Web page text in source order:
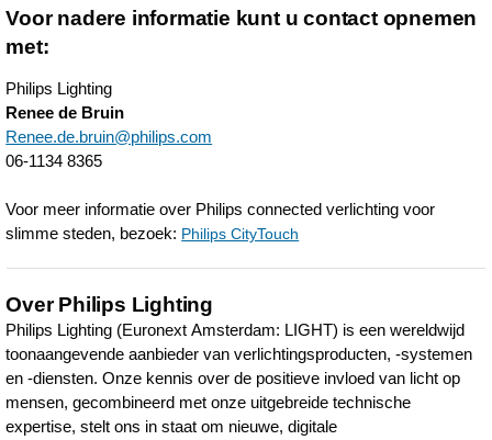
Voor nadere informatie kunt u contact opnemen
met:
Philips Lighting
Renee de Bruin
Renee.de.bruin@philips.com
06-1134 8365
Voor meer informatie over Philips connected verlichting voor
slimme steden, bezoek: Philips CityTouch
Over Philips Lighting
Philips Lighting (Euronext Amsterdam: LIGHT) is een wereldwijd
toonaangevende aanbieder van verlichtingsproducten, -systemen
en -diensten. Onze kennis over de positieve invloed van licht op
mensen, gecombineerd met onze uitgebreide technische
expertise, stelt ons in staat om nieuwe, digitale